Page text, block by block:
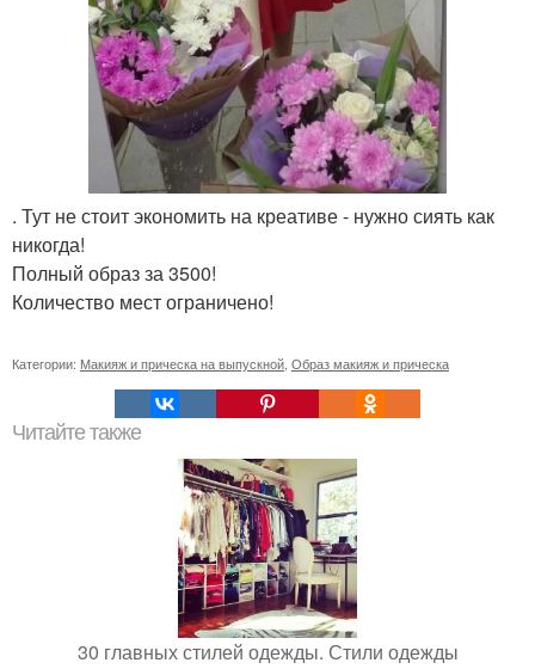
. Тут не стоит экономить на креативе - нужно сиять как
никогда!
Полный образ за 3500!
Количество мест ограничено!
Категории: Макияж и прическа на выпускной Образ макияж и прическа
Читайте также
30 главных стилей одежды. Стили одежды